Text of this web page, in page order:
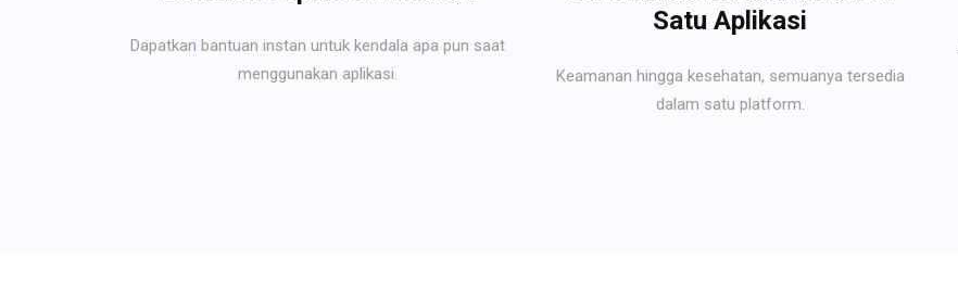
Dapatkan bantuan instan untuk kendala apa pun saat
menggunakan aplikasi.
Satu Aplikasi
Keamanan hingga kesehatan, semuanya tersedia
dalam satu platform.